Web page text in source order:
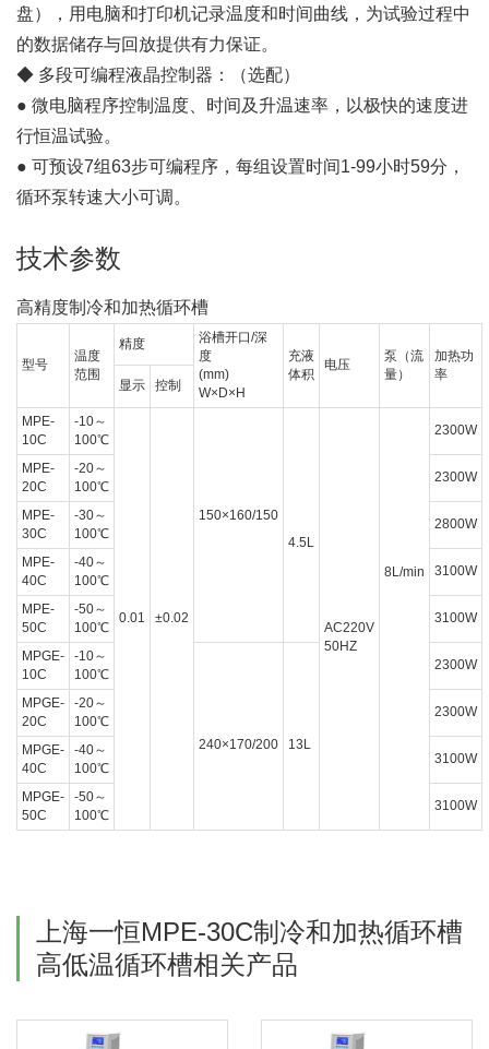
盘），用电脑和打印机记录温度和时间曲线，为试验过程中
的数据储存与回放提供有力保证。
◆ 多段可编程液晶控制器：（选配）
● 微电脑程序控制温度、时间及升温速率，以极快的速度进
行恒温试验。
● 可预设7组63步可编程序，每组设置时间1-99小时59分，
循环泵转速大小可调。
技术参数
高精度制冷和加热循环槽
型号
温度
范围
精度
浴槽开口/深
度
(mm)
W×D×H
充液
体积
电压
泵（流
量）
加热功
率
显示 控制
MPE-
10C
-10～
100℃
0.01 ±0.02
150×160/150
4.5L
AC220V
50HZ
8L/min
2300W
MPE-
20C
-20～
100℃
2300W
MPE-
30C
-30～
100℃
2800W
MPE-
40C
-40～
100℃
3100W
MPE-
50C
-50～
100℃
3100W
MPGE-
10C
-10～
100℃
240×170/200 13L
2300W
MPGE-
20C
-20～
100℃
2300W
MPGE-
40C
-40～
100℃
3100W
MPGE-
50C
-50～
100℃
3100W
上海一恒MPE-30C制冷和加热循环槽
高低温循环槽相关产品